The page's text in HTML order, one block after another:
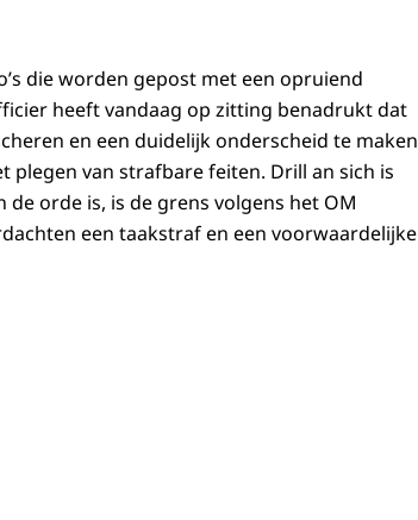
die worden gepost met een opruiend
heeft vandaag op zitting benadrukt dat
en een duidelijk onderscheid te maken
van strafbare feiten. Drill an sich is
orde is, is de grens volgens het OM
een taakstraf en een voorwaardelijke